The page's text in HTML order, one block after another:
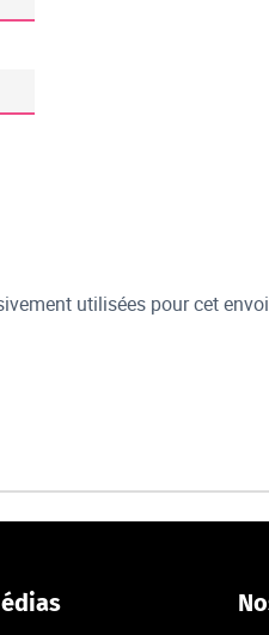
utilisées pour cet